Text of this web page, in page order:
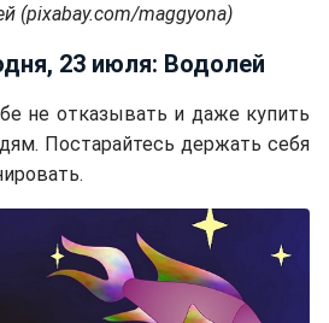
(pixabay.com/maggyona)
23 июля: Водолей
не отказывать и даже купить
Постарайтесь держать себя